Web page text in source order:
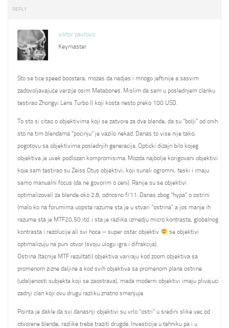
REPLY
viktor pavlovic
Keymaster
Sto se tice speed boostera, mozes da nadjes i mnogo jeftinije a sasvim
zadovoljavajuce verzije osim Metabones. Mislim da sam u poslednjem clanku
testirao Zhongyi Lens Turbo II koji kosta nesto preko 100 USD.
To sto si citao o objektivima koji se zatvore za dve blende, da su “bolji” od onih
sto na tim blendama “pocinju” je vazilo nekad. Danas to vise nije tako,
pogotovu sa objektivima poslednjih generacija. Opticki dizajn bilo kojeg
objektiva je uvek podlozan kompromisima. Mozda najbolje korigovani objektivi
koje sam testirao su Zeiss Otus objektivi, koji sunali ogromni, teski i imaju
samo manualni focus (da ne govorim o ceni). Ranije su se objektivi
optimalizovali za blende oko 2.8, odnosno f/11. Danas zbog “hypa” o ostrini
(malo ko na forumima uopste razume sta je u stvari “ostrina” a jos manje ih
razume sta je MTF20,50 itd. i sta je razlika izmedju micro kontrasta, globalnog
kontrasta i rezolucije ali svi hoce – super ostar objektiv
se objektivi
optimalizuju na puni otvor (svoju ulogu igra i difrakcija).
Ostrina (tacnije MTF rezultati) objektiva variraju kod zoom objektiva sa
promenom zizne daljine a kod svih objektiva sa promenom plana ostrine
(udaljenosti subjekta koji se zaostrava), mada moderni objektivi imaju plivajuci
zadnji clan koji ovu drugu razliku znatno smanjuje.
Pointa je dakle da svi danasnji objektivi su vrlo “ostri” u sredini slike vec od
otvorene blende, razlike treba traziti drugde. Investicije u tehniku pa i u